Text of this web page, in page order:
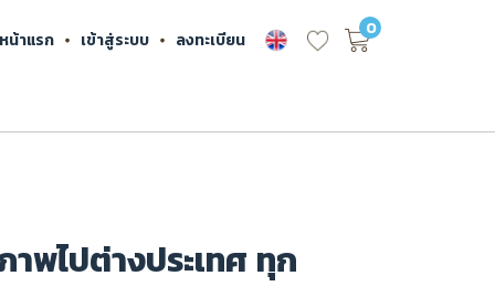
น้าแรก เข้าสู่ระบบ ลงทะเบียน
0
พไปต่างประเทศ ทุก